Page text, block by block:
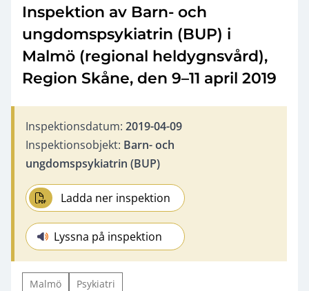
Inspektion av Barn- och
ungdomspsykiatrin (BUP) i
Malmö (regional heldygnsvård),
Region Skåne, den 9–11 april 2019
Inspektionsdatum: 2019-04-09
Inspektionsobjekt: Barn- och
ungdomspsykiatrin (BUP)
Ladda ner inspektion
Lyssna på inspektion
Malmö Psykiatri